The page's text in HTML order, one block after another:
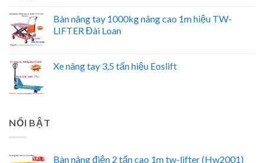
Bàn nâng tay 1000kg nâng cao 1m hiệu TW-
LIFTER Đài Loan
Xe nâng tay 3,5 tấn hiệu Eoslift
NỔI BẬT
Bàn nâng điện 2 tấn cao 1m tw-lifter (Hw2001)